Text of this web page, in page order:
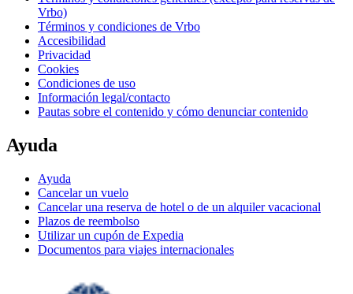
Vrbo)
Términos y condiciones de Vrbo
Accesibilidad
Privacidad
Cookies
Condiciones de uso
Información legal/contacto
Pautas sobre el contenido y cómo denunciar contenido
Ayuda
Ayuda
Cancelar un vuelo
Cancelar una reserva de hotel o de un alquiler vacacional
Plazos de reembolso
Utilizar un cupón de Expedia
Documentos para viajes internacionales